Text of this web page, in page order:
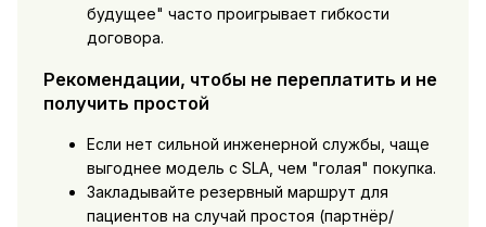
будущее" часто проигрывает гибкости
договора.
Рекомендации, чтобы не переплатить и не
получить простой
Если нет сильной инженерной службы, чаще
выгоднее модель с SLA, чем "голая" покупка.
Закладывайте резервный маршрут для
пациентов на случай простоя (партнёр/